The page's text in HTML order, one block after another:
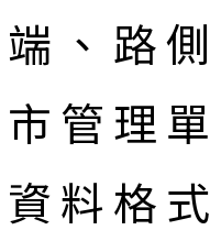
、路
管理
料格